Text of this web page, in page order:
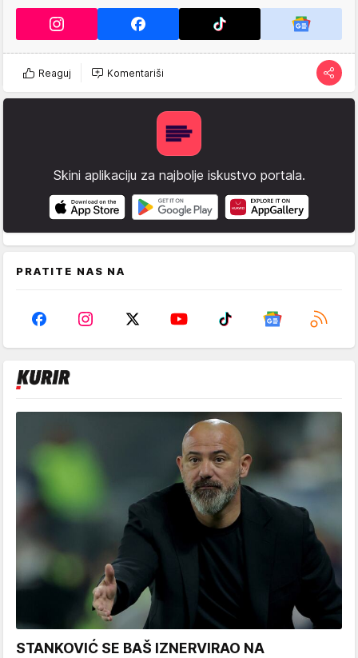
Reaguj Komentariši
Skini aplikaciju za najbolje iskustvo portala.
PRATITE NAS NA
STANKOVIĆ SE BAŠ IZNERVIRAO NA